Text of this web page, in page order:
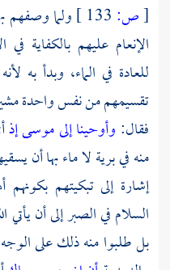
[ص:
ولما وصفهم
الإنعام عليهم بالكفاية
للعادة في الماء، وبدأ به
تقسيمهم من نفس واحدة
فقال: وأوحينا إلى موسى إذ
منه في برية لا ماء بها أن
إشارة إلى تبكيتهم
السلام في الصبر إلى أن يأتي
بل طلبوا منه ذلك على